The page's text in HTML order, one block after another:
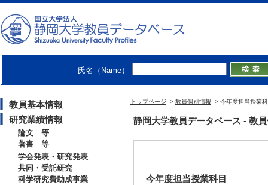
氏名（Name）
教員基本情報
研究業績情報
論文 等
著書 等
学会発表・研究発表
共同・受託研究
科学研究費助成事業
トップページ > 教員個別情報 > 今年度担当授業
静岡大学教員データベース - 教
今年度担当授業科目